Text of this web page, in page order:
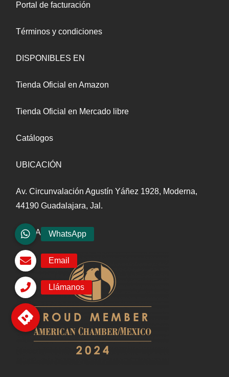
Portal de facturación
Términos y condiciones
DISPONIBLES EN
Tienda Oficial en Amazon
Tienda Oficial en Mercado libre
Catálogos
UBICACIÓN
Av. Circunvalación Agustín Yáñez 1928, Moderna,
44190 Guadalajara, Jal.
AFILIADOS A